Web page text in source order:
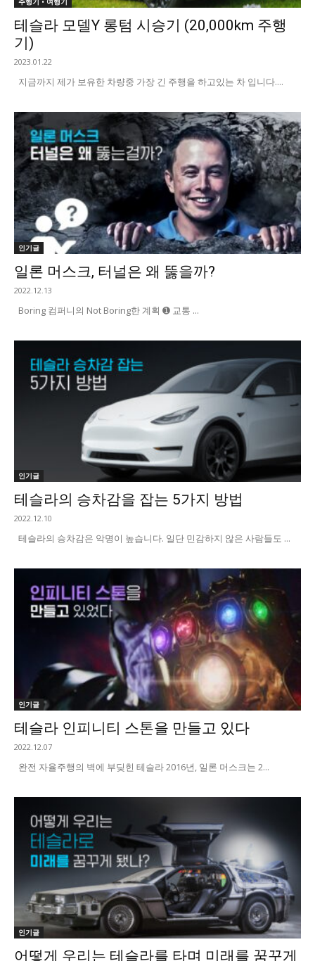
테슬라 모델Y 롱텀 시승기 (20,000km 주행
기)
2023.01.22
지금까지 제가 보유한 차량중 가장 긴 주행을 하고있는 차 입니다....
인기글
일론 머스크, 터널은 왜 뚫을까?
2022.12.13
Boring 컴퍼니의 Not Boring한 계획 ➊ 교통 ...
인기글
테슬라의 승차감을 잡는 5가지 방법
2022.12.10
테슬라의 승차감은 악명이 높습니다. 일단 민감하지 않은 사람들도 ...
인기글
테슬라 인피니티 스톤을 만들고 있다
2022.12.07
완전 자율주행의 벽에 부딪힌 테슬라 2016년, 일론 머스크는 2...
인기글
어떻게 우리는 테슬라를 타며 미래를 꿈꾸게